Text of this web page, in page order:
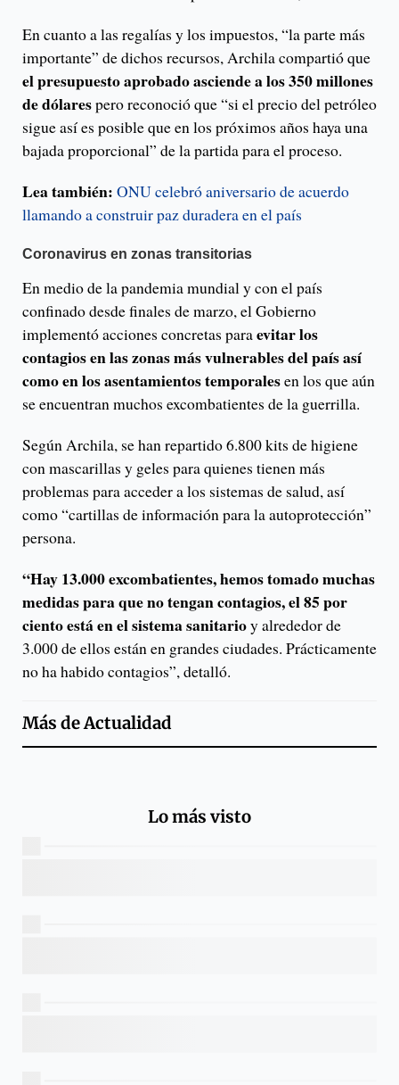
En cuanto a las regalías y los impuestos, “la parte más
importante” de dichos recursos, Archila compartió que
el presupuesto aprobado asciende a los 350 millones
de dólarespero reconoció que “si el precio del petróleo
sigue así es posible que en los próximos años haya una
bajada proporcional” de la partida para el proceso.
Lea también: ONU celebró aniversario de acuerdo
llamando a construir paz duradera en el país
Coronavirus en zonas transitorias
En medio de la pandemia mundial y con el país
confinado desde finales de marzo, el Gobierno
implementó acciones concretas paraevitar los
contagios en las zonas más vulnerables del país así
como en los asentamientos temporalesen los que aún
se encuentran muchos excombatientes de la guerrilla.
Según Archila, se han repartido 6.800 kits de higiene
con mascarillas y geles para quienes tienen más
problemas para acceder a los sistemas de salud, así
como “cartillas de información para la autoprotección”
persona.
“Hay 13.000 excombatientes, hemos tomado muchas
medidas para que no tengan contagios, el 85 por
ciento está en el sistema sanitarioy alrededor de
3.000 de ellos están en grandes ciudades. Prácticamente
no ha habido contagios”, detalló.
Más deActualidad
Lo más visto